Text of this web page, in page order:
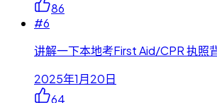
86
#6
讲解一下本地考First Aid/CPR 执照
2025年1月20日
64